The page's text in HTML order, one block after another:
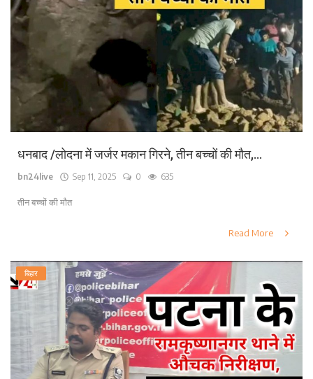
धनबाद /लोदना में जर्जर मकान गिरने, तीन बच्चों की मौत,...
bn24live Sep 11, 2025 0 635
तीन बच्चों की मौत
Read More
बिहार